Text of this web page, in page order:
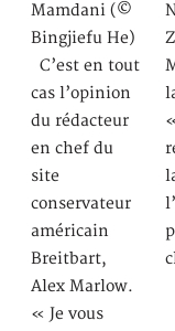
Mamdani (©
Bingjiefu He)
C’est en tout
cas l’opinion
du rédacteur
en chef du
site
conservateur
américain
Breitbart,
Alex Marlow.
« Je vous